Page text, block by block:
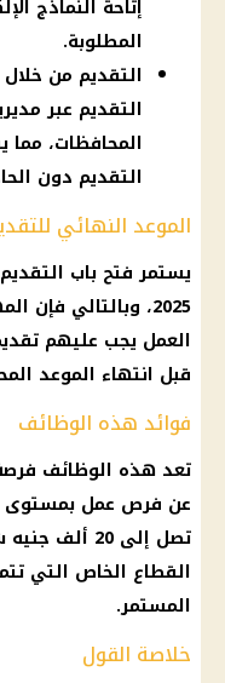
إتاحة النماذج
المطلوبة.
التقديم من
التقديم عبر
المحافظات،
التقديم دون
الموعد النهائي
يستمر فتح باب
2025، وبالتالي فإن
العمل يجب عليهم
قبل انتهاء الموعد
فوائد هذه الوظائف
تعد هذه الوظائف
عن فرص عمل بمستوى
تصل إلى 20 ألف جنيه شهريًا، إلى جانب بيئة عمل في
القطاع الخاص التي
المستمر.
خلاصة القول